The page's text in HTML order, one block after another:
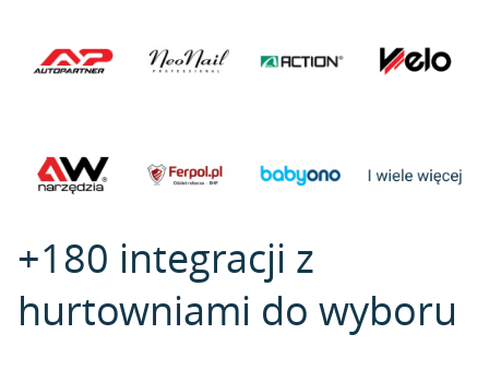
+180 integracji z
hurtowniami do wyboru